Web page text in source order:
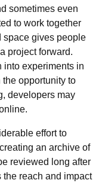
sometimes even
to work together
space gives people
project forward.
into experiments in
opportunity to
developers may
effort to
an archive of
reviewed long after
reach and impact